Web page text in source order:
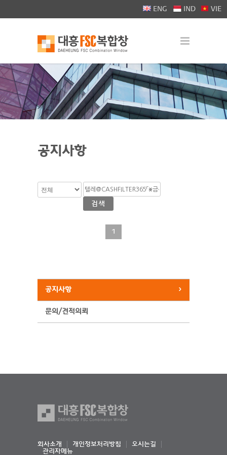
ENG IND VIE
공지사항
검색
1
공지사항
문의/견적의뢰
회사소개 개인정보처리방침
오시는길
관리자메뉴